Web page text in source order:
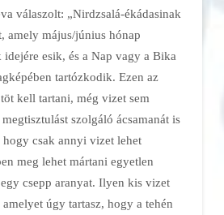
válaszolt: „Nirdzsalá-ékádasinak
amely május/június hónap
esik, és a Nap vagy a Bika
tartózkodik. Ezen az
kell tartani, még vizet sem
szolgáló ácsamanát is
csak annyi vizet lehet
meg lehet mártani egyetlen
csepp aranyat. Ilyen kis vizet
úgy tartasz, hogy a tehén